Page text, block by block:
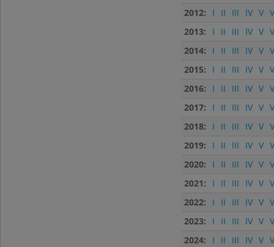
2012:
I II III IV V
2013:
I II III IV V
2014:
I II III IV V
2015:
I II III IV V
2016:
I II III IV V
2017:
I II III IV V
2018:
I II III IV V
2019:
I II III IV V
2020:
I II III IV V
2021:
I II III IV V
2022:
I II III IV V
2023:
I II III IV V
2024:
I II III IV V